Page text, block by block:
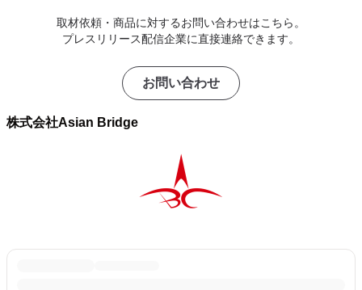
取材依頼・商品に対するお問い合わせはこちら。
プレスリリース配信企業に直接連絡できます。
お問い合わせ
株式会社Asian Bridge